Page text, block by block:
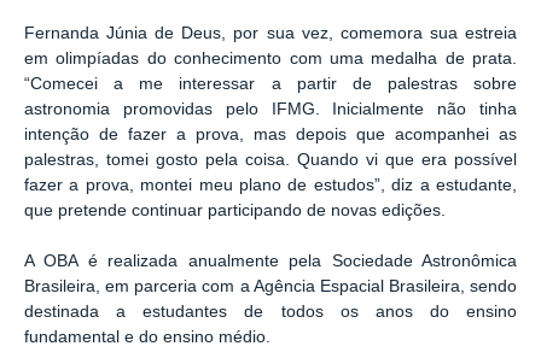
Fernanda Júnia de Deus, por sua vez, comemora sua estreia
em olimpíadas do conhecimento com uma medalha de prata.
“Comecei a me interessar a partir de palestras sobre
astronomia promovidas pelo IFMG. Inicialmente não tinha
intenção de fazer a prova, mas depois que acompanhei as
palestras, tomei gosto pela coisa. Quando vi que era possível
fazer a prova, montei meu plano de estudos”, diz a estudante,
que pretende continuar participando de novas edições.
A OBA é realizada anualmente pela Sociedade Astronômica
Brasileira, em parceria com a Agência Espacial Brasileira, sendo
destinada a estudantes de todos os anos do ensino
fundamental e do ensino médio.